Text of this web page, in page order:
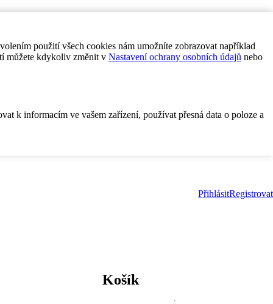
použití všech cookies nám umožníte zobrazovat například
můžete kdykoliv změnit v Nastavení ochrany osobních údajů nebo
k informacím ve vašem zařízení, používat přesná data o poloze a
PřihlásitRegistrovat
Košík